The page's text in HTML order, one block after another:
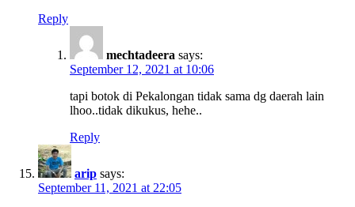
Reply
mechtadeera says:
September 12, 2021 at 10:06
tapi botok di Pekalongan tidak sama dg daerah lain
lhoo..tidak dikukus, hehe..
Reply
arip says:
September 11, 2021 at 22:05